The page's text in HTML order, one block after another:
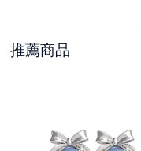
推薦商品